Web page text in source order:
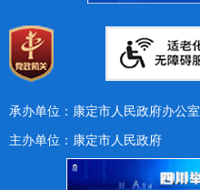
承办单位：康定市人民政府办公室
主办单位：康定市人民政府